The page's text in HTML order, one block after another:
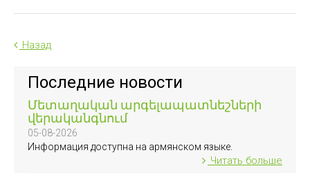
Назад
Последние новости
Մետաղական արգելապատնեշների
վերականգնում
05-08-2026
Информация доступна на армянском языке.
Читать больше